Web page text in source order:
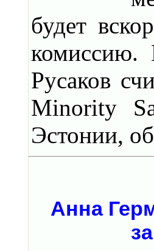
будет
комиссию.
Русаков
Minority
Эстонии,
Анна